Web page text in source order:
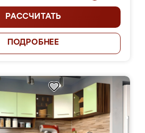
РАССЧИТАТЬ
ПОДРОБНЕЕ